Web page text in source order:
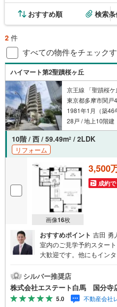
おすすめ順 検索
2 件
すべての物件をチェック
ハイマート第2聖蹟桜ヶ丘
京王線 「聖蹟桜
東京都多摩市関戸
1981年1月（築46
28戸 / 地上10階建
10階 / 西 / 59.49m2 / 2LDK
リフォーム
画像16枚
3,500
成約
おすすめポイント 吉田 勇
室内のご見学予約スター
大歓迎です。他にもイン
不動産キャンペーン対象
yPayボーナスをプレゼン
をする」ボタンからお問
時30分～18時30分】（年
シルバー推奨店
株式会社エステート白馬 国分寺
5.0 不動産会社